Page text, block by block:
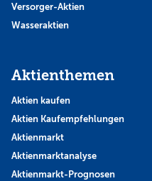
Versorger-Aktien
Wasseraktien
Aktienthemen
Aktien kaufen
Aktien Kaufempfehlungen
Aktienmarkt
Aktienmarktanalyse
Aktienmarkt-Prognosen